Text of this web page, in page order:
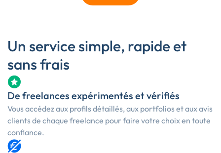
Un service simple, rapide et
sans frais
De freelances expérimentés et vérifiés
Vous accédez aux profils détaillés, aux portfolios et aux avis
clients de chaque freelance pour faire votre choix en toute
confiance.